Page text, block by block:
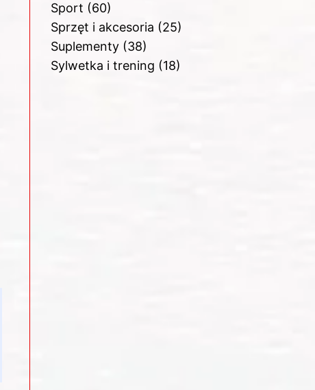
Sport (60)
Sprzęt i akcesoria (25)
Suplementy(38)
Sylwetka i trening (18)